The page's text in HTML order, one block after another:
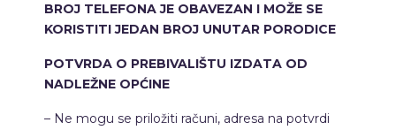
BROJ TELEFONA JE OBAVEZAN I MOŽE SE
KORISTITI JEDAN BROJ UNUTAR PORODICE
POTVRDA O PREBIVALIŠTU IZDATA OD
NADLEŽNE OPĆINE
– Ne mogu se priložiti računi, adresa na potvrdi